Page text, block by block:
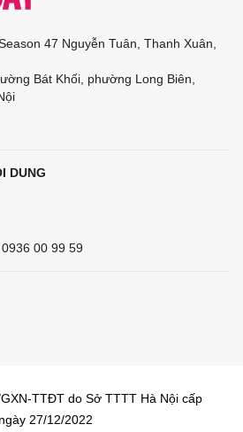
47 Nguyễn Tuân, Thanh Xuân,
Bát Khối, phường Long Biên,
DUNG
00 99 59
TTĐT do Sở TTTT Hà Nội cấp
ngày 27/12/2022